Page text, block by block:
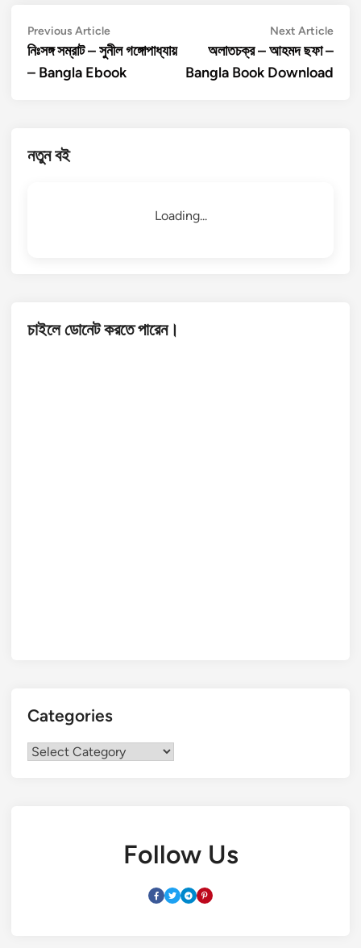
Post
navigation
Previous ArticlePrevious
article:
নিঃসঙ্গ সম্রাট – সুনীল গঙ্গোপাধ্যায়
– Bangla Ebook
Next ArticleNext
অলাতচক্র – আহমদ ছফা –
Bangla Book Download
নতুন বই
Loading...
চাইলে ডোনেট করতে পারেন।
Categories
Categories
Follow Us